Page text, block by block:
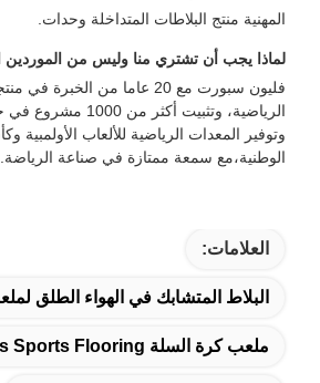
المهنية منتج البلاطات المتداخلة وحدات.
لماذا يجب أن تشتري منا وليس من الموردين
فليون سبورت مع 20 عاما من الخبرة
الرياضية، وتثبيت أكثر من
وتوفير المعدات الرياضية للألعاب الأولمبية
الوطنية،مع سمعة ممتازة في صناعة الرياضة.
العلامات:
البلاط المتشابك في الهواء الطلق
ملعب كرة السلة PP Tiles Sports Flooring